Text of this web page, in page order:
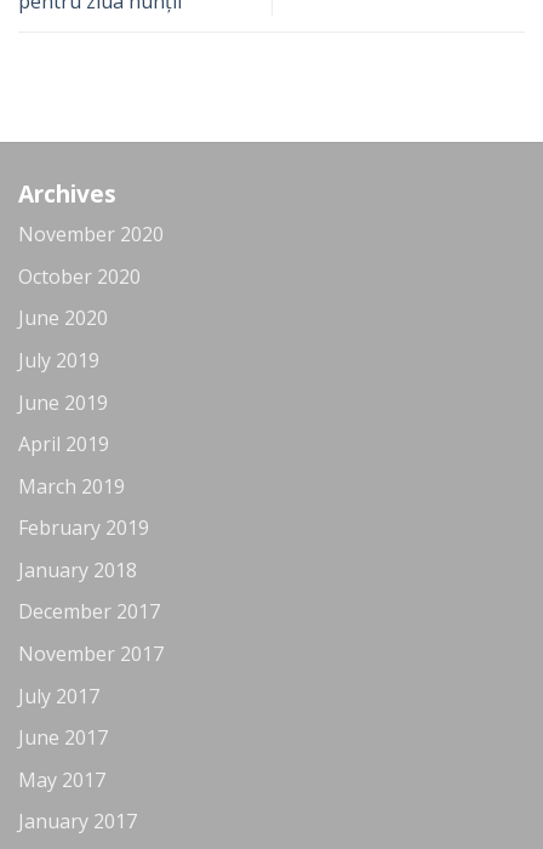
Archives
November 2020
October 2020
June 2020
July 2019
June 2019
April 2019
March 2019
February 2019
January 2018
December 2017
November 2017
July 2017
June 2017
May 2017
January 2017